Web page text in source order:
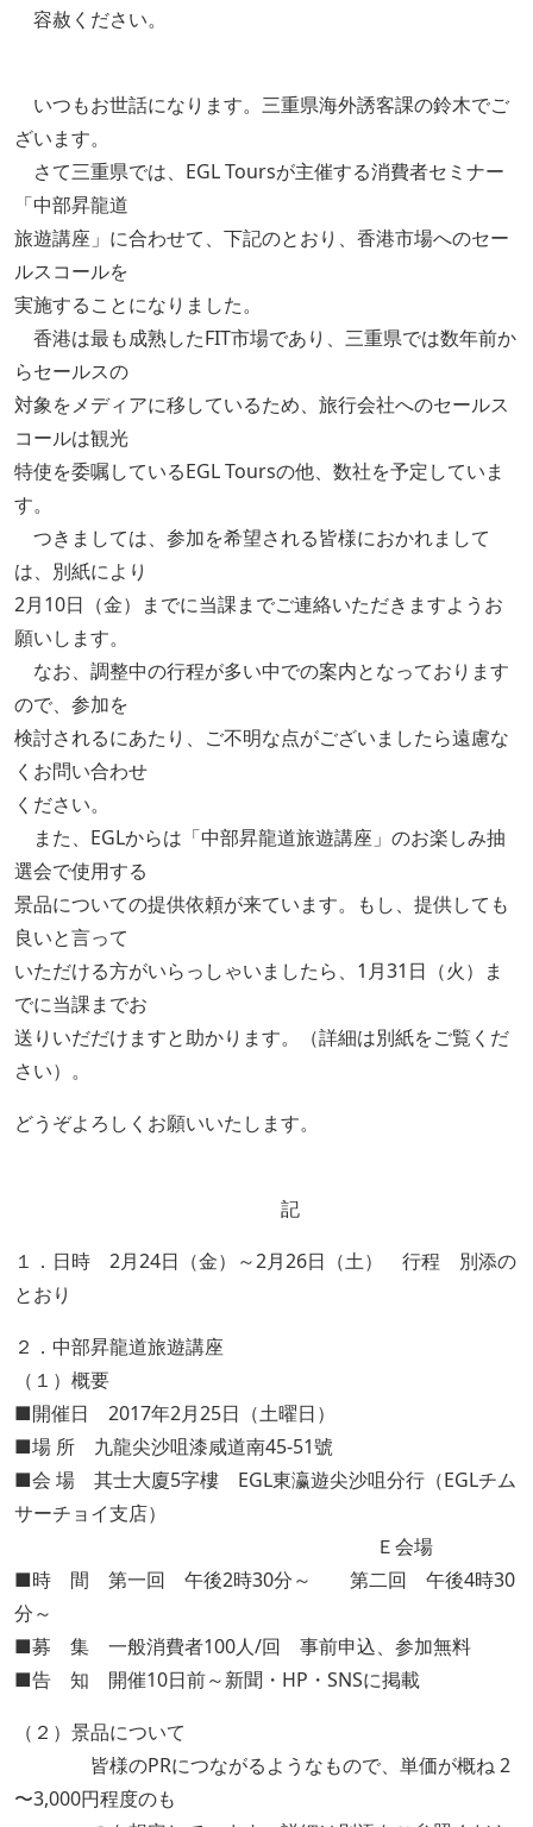
容赦ください。
いつもお世話になります。三重県海外誘客課の鈴木でご
ざいます。
さて三重県では、EGL Toursが主催する消費者セミナー
「中部昇龍道
旅遊講座」に合わせて、下記のとおり、香港市場へのセー
ルスコールを
実施することになりました。
香港は最も成熟したFIT市場であり、三重県では数年前か
らセールスの
対象をメディアに移しているため、旅行会社へのセールス
コールは観光
特使を委嘱しているEGL Toursの他、数社を予定していま
す。
つきましては、参加を希望される皆様におかれまして
は、別紙により
2月10日（金）までに当課までご連絡いただきますようお
願いします。
なお、調整中の行程が多い中での案内となっております
ので、参加を
検討されるにあたり、ご不明な点がございましたら遠慮な
くお問い合わせ
ください。
また、EGLからは「中部昇龍道旅遊講座」のお楽しみ抽
選会で使用する
景品についての提供依頼が来ています。もし、提供しても
良いと言って
いただける方がいらっしゃいましたら、1月31日（火）ま
でに当課までお
送りいだだけますと助かります。（詳細は別紙をご覧くだ
さい）。
どうぞよろしくお願いいたします。
記
１．日時 2月24日（金）～2月26日（土） 行程 別添の
とおり
２．中部昇龍道旅遊講座
（１）概要
■開催日 2017年2月25日（土曜日）
■場 所 九龍尖沙咀漆咸道南45-51號
■会 場 其士大廈5字樓 EGL東瀛遊尖沙咀分行（EGLチム
サーチョイ支店）
Ｅ会場
■時 間 第一回 午後2時30分～ 第二回 午後4時30
分～
■募 集 一般消費者100人/回 事前申込、参加無料
■告 知 開催10日前～新聞・HP・SNSに掲載
（２）景品について
皆様のPRにつながるようなもので、単価が概ね 2
〜3,000円程度のも